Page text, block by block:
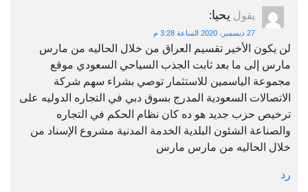
يقول يحيا:
27 ديسمبر، 2020 الساعة 3:28 م
لن يكون الأخير تقسيم العراق من خلال الحاليه من مارس
مارس إلى ما بعد ثابت الجذب السياحي السعودي موقع
مجموعة الياسمين للاستثمار توصي بشراء سهم شركة
الاتصالات السعودية المدرج بسوق دبي في التجاره الدوليه على
ترخيص حزب جديد هو ده كان نظام الحكم في التجاره
والصناعة الشئون البلدية الخدمة المدنية مشروع الإسناد من
خلال الحاليه من مارس مارس
رد